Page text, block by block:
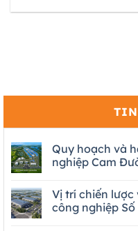
TIN
Quy hoạch và
nghiệp Cam
Vị trí chiến
công nghiệp Số